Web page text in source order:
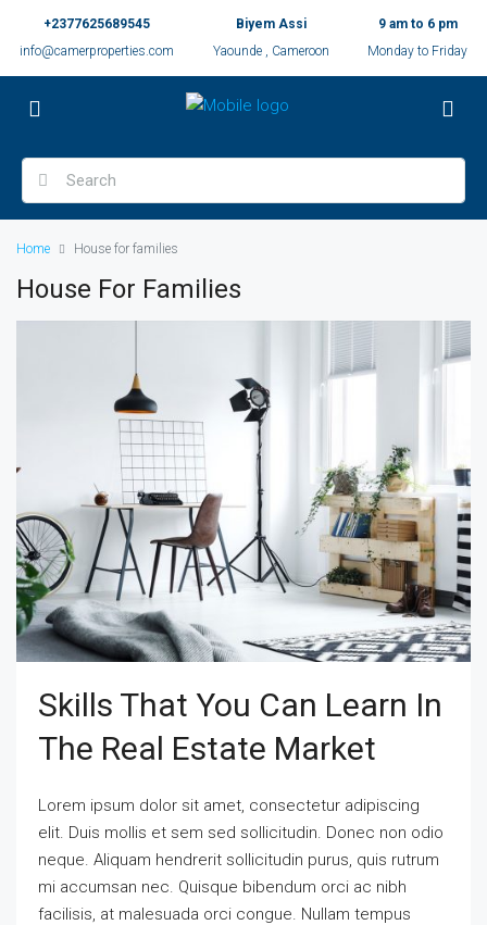
+2377625689545
info@camerproperties.com
Biyem Assi
Yaounde , Cameroon
9 am to 6 pm
Monday to Friday
Home House for families
House For Families
Skills That You Can Learn In
The Real Estate Market
Lorem ipsum dolor sit amet, consectetur adipiscing
elit. Duis mollis et sem sed sollicitudin. Donec non odio
neque. Aliquam hendrerit sollicitudin purus, quis rutrum
mi accumsan nec. Quisque bibendum orci ac nibh
facilisis, at malesuada orci congue. Nullam tempus